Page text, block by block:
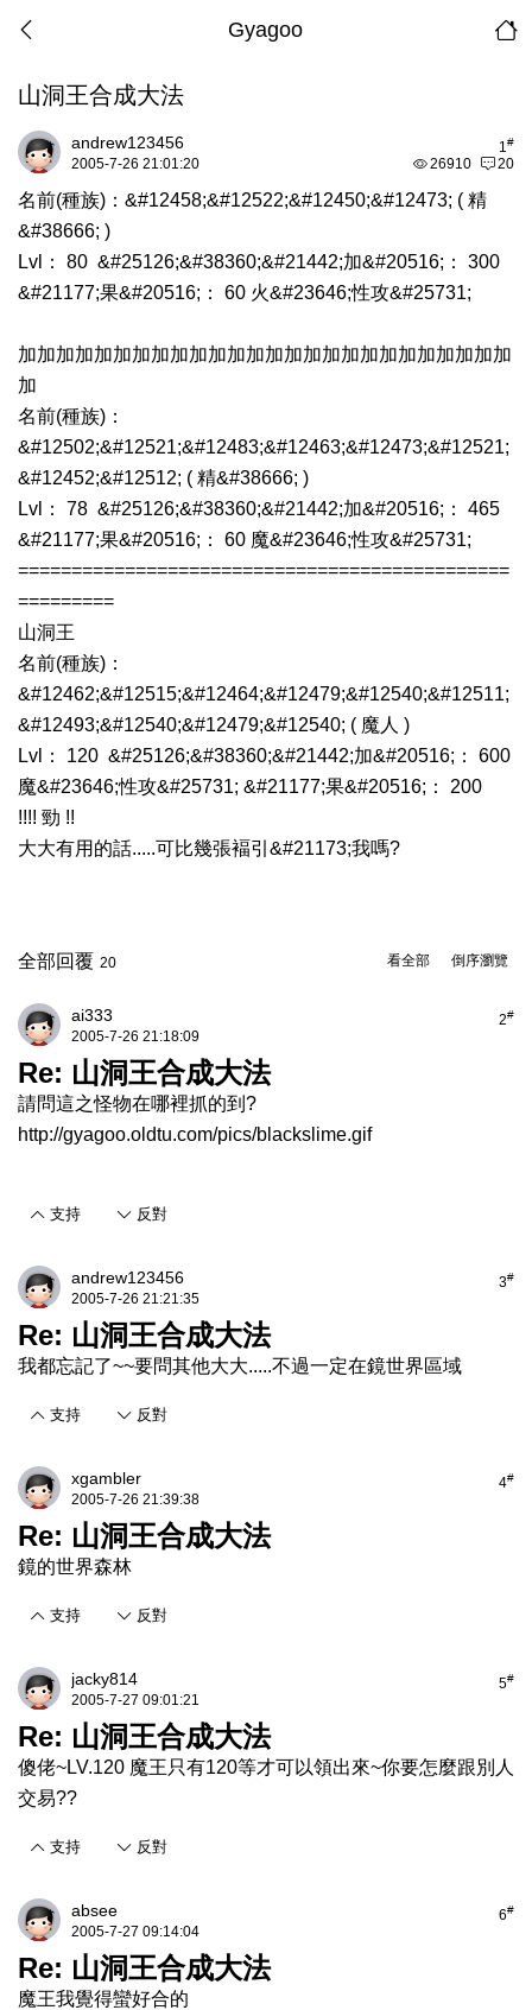
Gyagoo
山洞王合成大法
1#
andrew123456
26910 20
2005-7-26 21:01:20
名前(種族)：&#12458;&#12522;&#12450;&#12473; ( 精
&#38666; )
Lvl： 80 &#25126;&#38360;&#21442;加&#20516;： 300
&#21177;果&#20516;： 60 火&#23646;性攻&#25731;
加加加加加加加加加加加加加加加加加加加加加加加加加加
加
名前(種族)：
&#12502;&#12521;&#12483;&#12463;&#12473;&#12521;
&#12452;&#12512; ( 精&#38666; )
Lvl： 78 &#25126;&#38360;&#21442;加&#20516;： 465
&#21177;果&#20516;： 60 魔&#23646;性攻&#25731;
==============================================
=========
山洞王
名前(種族)：
&#12462;&#12515;&#12464;&#12479;&#12540;&#12511;
&#12493;&#12540;&#12479;&#12540; ( 魔人 )
Lvl： 120 &#25126;&#38360;&#21442;加&#20516;： 600
魔&#23646;性攻&#25731; &#21177;果&#20516;： 200
!!!! 勁 !!
大大有用的話.....可比幾張褔引&#21173;我嗎?
倒序瀏覽
看全部
全部回覆 20
2#
ai333
2005-7-26 21:18:09
Re: 山洞王合成大法
請問這之怪物在哪裡抓的到?
http://gyagoo.oldtu.com/pics/blackslime.gif
支持 反對
3#
andrew123456
2005-7-26 21:21:35
Re: 山洞王合成大法
我都忘記了~~要問其他大大.....不過一定在鏡世界區域
支持 反對
4#
xgambler
2005-7-26 21:39:38
Re: 山洞王合成大法
鏡的世界森林
支持 反對
5#
jacky814
2005-7-27 09:01:21
Re: 山洞王合成大法
傻佬~LV.120 魔王只有120等才可以領出來~你要怎麼跟別人
交易??
支持 反對
6#
absee
2005-7-27 09:14:04
Re: 山洞王合成大法
魔王我覺得蠻好合的